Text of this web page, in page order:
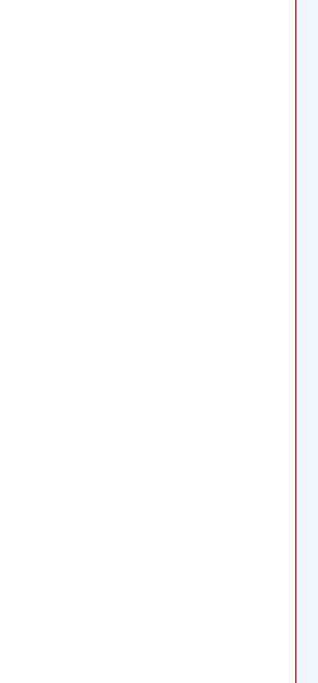
武汉外贸公司注册【价格,品牌,供应商】-中
上海外贸公司注册费用与注册流程_法律知
太原注册外贸公司,注册外贸公司注册资金有
【58同城】重庆重庆周边奉节外资公司注册
【58同城】重庆重庆周边奉节外资公司注册
【58同城】重庆重庆周边其它外资公司注册
万州区外贸路益富木材经营部联系方式_信用
【重庆市渝北区注册外贸公司对经营范围要
外贸公司注册流程?如何注册外贸公司?_智付
太原注册外贸公司,注册外贸公司注册资金有